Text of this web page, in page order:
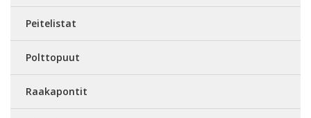
Peitelistat
Polttopuut
Raakapontit